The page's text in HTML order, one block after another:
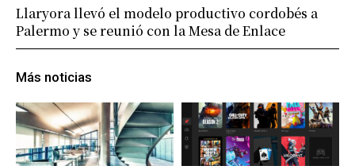
Más noticias
Llaryora llevó el modelo productivo cordobés a
Palermo y se reunió con la Mesa de Enlace